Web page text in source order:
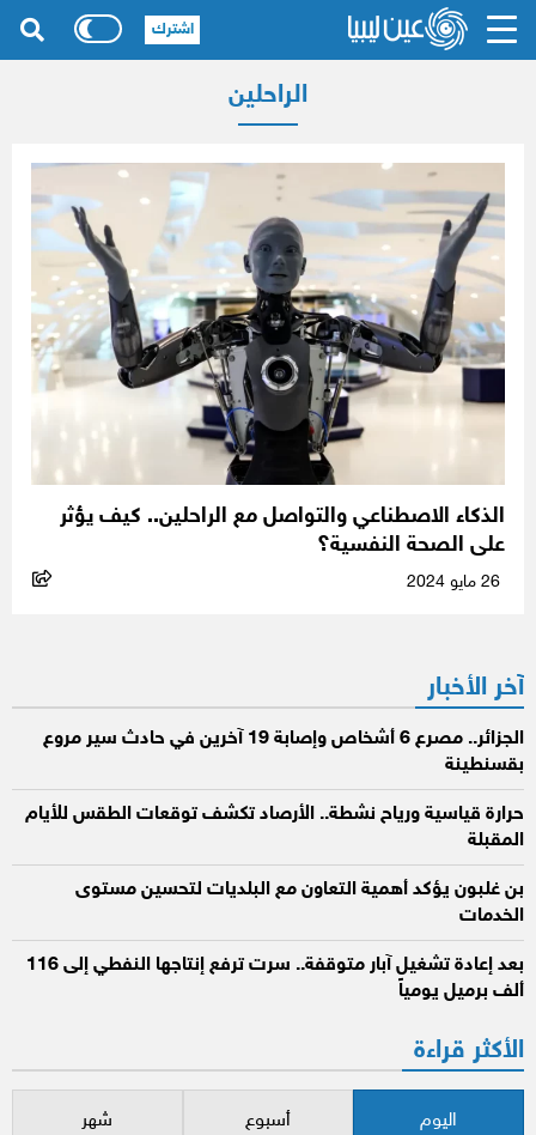
الراحلين
الذكاء الاصطناعي والتواصل مع الراحلين.. كيف يؤثر
على الصحة النفسية؟
آخر الأخبار
الجزائر.. مصرع 6 أشخاص وإصابة 19 آخرين في حادث سير مروع
بقسنطينة
حرارة قياسية ورياح نشطة.. الأرصاد تكشف توقعات الطقس للأيام
المقبلة
بن غلبون يؤكد أهمية التعاون مع البلديات لتحسين مستوى
الخدمات
بعد إعادة تشغيل آبار متوقفة.. سرت ترفع إنتاجها النفطي إلى 116
ألف برميل يومياً
الأكثر قراءة
اليوم أسبوع شهر
اشترك